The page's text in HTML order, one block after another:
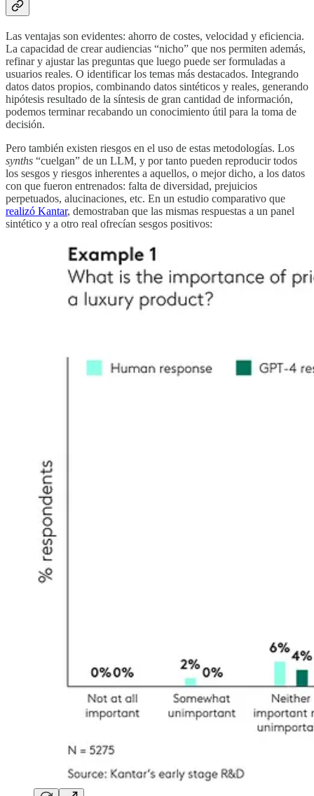
Las ventajas son evidentes: ahorro de costes, velocidad y eficiencia.
La capacidad de crear audiencias “nicho” que nos permiten además,
refinar y ajustar las preguntas que luego puede ser formuladas a
usuarios reales. O identificar los temas más destacados. Integrando
datos datos propios, combinando datos sintéticos y reales, generando
hipótesis resultado de la síntesis de gran cantidad de información,
podemos terminar recabando un conocimiento útil para la toma de
decisión.
Pero también existen riesgos en el uso de estas metodologías. Los
synths “cuelgan” de un LLM, y por tanto pueden reproducir todos
los sesgos y riesgos inherentes a aquellos, o mejor dicho, a los datos
con que fueron entrenados: falta de diversidad, prejuicios
perpetuados, alucinaciones, etc. En un estudio comparativo que
realizó Kantar, demostraban que las mismas respuestas a un panel
sintético y a otro real ofrecían sesgos positivos: